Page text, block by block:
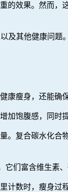
的效果。然而，
及其他健康问题
瘦身，还能确
加饱腹感，同时
。复合碳水化合
们富含维生素
计数时，瘦身过